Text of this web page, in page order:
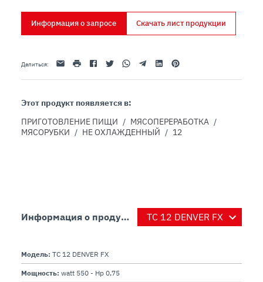
Информация о запросе Скачать лист продукции
Делиться: Эл. адресРаспечататьFacebookTwitterWhatsappTelegramLinkedinPinterest
Этот продукт появляется в:
ПРИГОТОВЛЕНИЕ ПИЩИ / МЯСОПЕРЕРАБОТКА /
МЯСОРУБКИ / НЕ ОХЛАЖДЕННЫЙ / 12
Информация о продукте
Модель: TC 12 DENVER FX
Мощность: watt 550 - Hp 0,75